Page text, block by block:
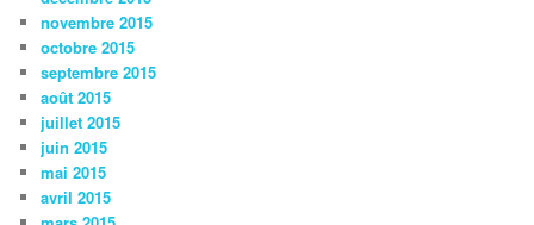
novembre 2015
octobre 2015
septembre 2015
août 2015
juillet 2015
juin 2015
mai 2015
avril 2015